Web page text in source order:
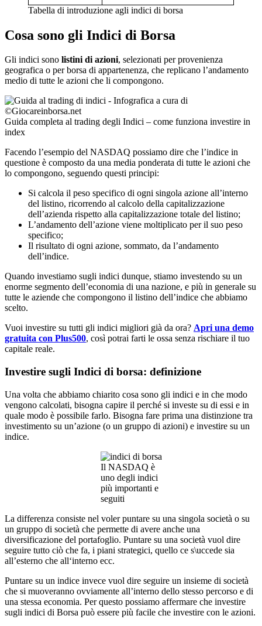
Tabella di introduzione agli indici di borsa
Cosa sono gli Indici di Borsa
Gli indici sono listini di azioni, selezionati per provenienza
geografica o per borsa di appartenenza, che replicano l’andamento
medio di tutte le azioni che li compongono.
Guida completa al trading degli Indici – come funziona investire in
index
Facendo l’esempio del NASDAQ possiamo dire che l’indice in
questione è composto da una media ponderata di tutte le azioni che
lo compongono, seguendo questi principi:
Si calcola il peso specifico di ogni singola azione all’interno
del listino, ricorrendo al calcolo della capitalizzazione
dell’azienda rispetto alla capitalizzazione totale del listino;
L’andamento dell’azione viene moltiplicato per il suo peso
specifico;
Il risultato di ogni azione, sommato, da l’andamento
dell’indice.
Quando investiamo sugli indici dunque, stiamo investendo su un
enorme segmento dell’economia di una nazione, e più in generale su
tutte le aziende che compongono il listino dell’indice che abbiamo
scelto.
Vuoi investire su tutti gli indici migliori già da ora? Apri una demo
gratuita con Plus500, così potrai farti le ossa senza rischiare il tuo
capitale reale.
Investire sugli Indici di borsa: definizione
Una volta che abbiamo chiarito cosa sono gli indici e in che modo
vengono calcolati, bisogna capire il perché si investe su di essi e in
quale modo è possibile farlo. Bisogna fare prima una distinzione tra
investimento su un’azione (o un gruppo di azioni) e investire su un
indice.
Il NASDAQ è
uno degli indici
più importanti e
seguiti
La differenza consiste nel voler puntare su una singola società o su
un gruppo di società che permette di avere anche una
diversificazione del portafoglio. Puntare su una società vuol dire
seguire tutto ciò che fa, i piani strategici, quello ce s\uccede sia
all’esterno che all‘interno ecc.
Puntare su un indice invece vuol dire seguire un insieme di società
che si muoveranno ovviamente all’interno dello stesso percorso e di
una stessa economia. Per questo possiamo affermare che investire
sugli indici di Borsa può essere più facile che investire con le azioni.